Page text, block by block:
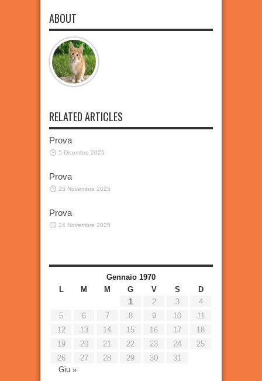
ABOUT
RELATED ARTICLES
Prova
5 Dicembre 2025
Prova
25 Novembre 2025
Prova
24 Novembre 2025
Gennaio 1970
L
M M G V S
D
1
2 3
4
5
6 7 8 9 10
11
12
13 14 15 16 17
18
19
20 21 22 23 24
25
26
27 28 29 30
31
Giu »